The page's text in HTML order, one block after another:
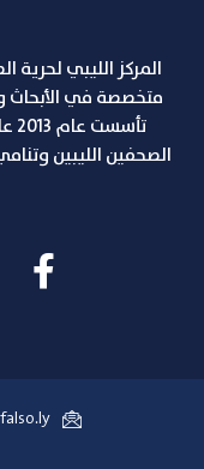
المركز الليبي
متخصصة في الأبحاث
الصحفين الليبين